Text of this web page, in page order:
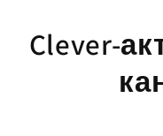
Clever-